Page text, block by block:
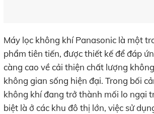
Máy lọc không khí Panasonic là một
phẩm tiên tiến, được thiết kế để đáp
càng cao về cải thiện chất lượng
không gian sống hiện đại. Trong bối
không khí đang trở thành mối lo ngại
biệt là ở các khu đô thị lớn, việc sử